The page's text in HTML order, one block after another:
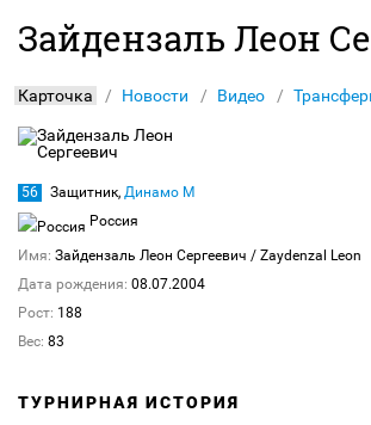
Зайдензаль Леон
Карточка Новости Видео
56 Защитник, Динамо М
Россия
Имя: Зайдензаль Леон Сергеевич / Zaydenzal Leon
Дата рождения: 08.07.2004
Рост: 188
Вес: 83
ТУРНИРНАЯ ИСТОРИЯ